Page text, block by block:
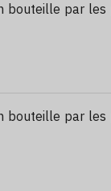
bouteille par les
bouteille par les